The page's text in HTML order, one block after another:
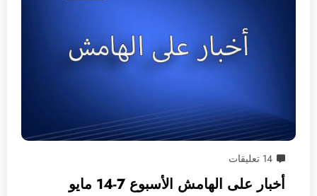
14 تعليقات
أخبار على الهامش الأسبوع 7-14 مايو